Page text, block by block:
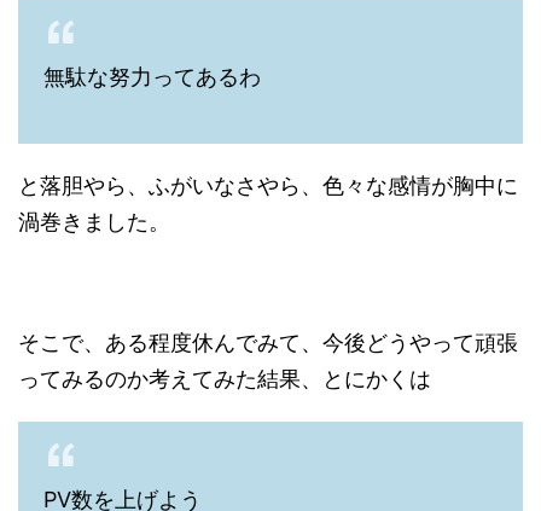
無駄な努力ってあるわ
と落胆やら、ふがいなさやら、色々な感情が胸中に
渦巻きました。
そこで、ある程度休んでみて、今後どうやって頑張
ってみるのか考えてみた結果、とにかくは
PV数を上げよう